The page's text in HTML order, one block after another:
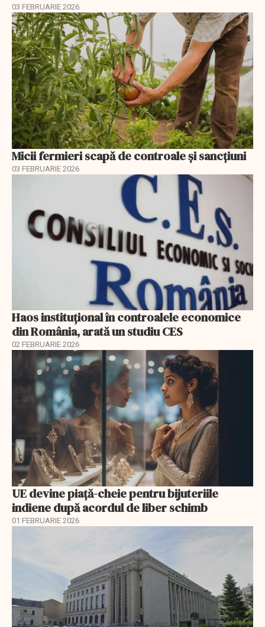
03 FEBRUARIE 2026
Micii fermieri scapă de controale și sancțiuni
03 FEBRUARIE 2026
Haos instituțional în controalele economice
din România, arată un studiu CES
02 FEBRUARIE 2026
UE devine piață-cheie pentru bijuteriile
indiene după acordul de liber schimb
01 FEBRUARIE 2026